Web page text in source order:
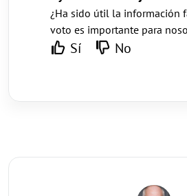
¿Ha sido útil la información
voto es importante para
Sí No